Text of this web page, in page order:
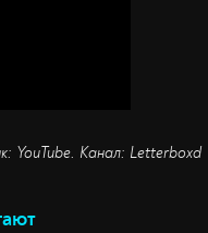
YouTube. Канал: Letterboxd